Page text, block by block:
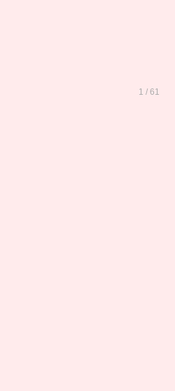
1 / 61